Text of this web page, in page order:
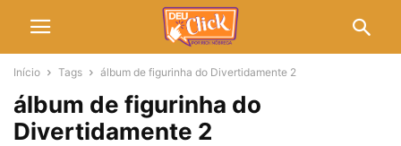
Início Tags álbum de figurinha do Divertidamente 2
álbum de figurinha do
Divertidamente 2